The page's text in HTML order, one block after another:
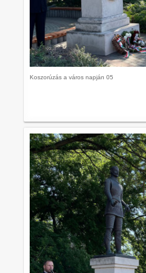
Koszorúzás a város napján 05